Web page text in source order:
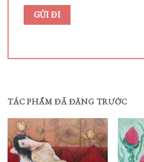
TÁC PHẨM ĐÃ ĐĂNG TRƯỚC